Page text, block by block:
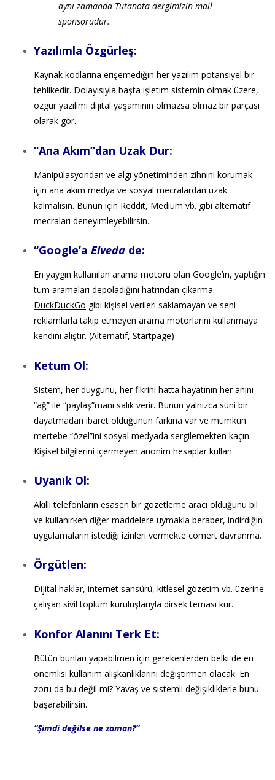
aynı zamanda Tutanota dergimizin mail
sponsorudur.
Yazılımla Özgürleş:
Kaynak kodlarına erişemediğin her yazılım potansiyel bir
tehlikedir. Dolayısıyla başta işletim sistemin olmak üzere,
özgür yazılımı dijital yaşamının olmazsa olmaz bir parçası
olarak gör.
“Ana Akım”dan Uzak Dur:
Manipülasyondan ve algı yönetiminden zihnini korumak
için ana akım medya ve sosyal mecralardan uzak
kalmalısın. Bunun için Reddit, Medium vb. gibi alternatif
mecraları deneyimleyebilirsin.
“Google’a Elveda de:
En yaygın kullanılan arama motoru olan Google’ın, yaptığın
tüm aramaları depoladığını hatrından çıkarma.
DuckDuckGo gibi kişisel verileri saklamayan ve seni
reklamlarla takip etmeyen arama motorlarını kullanmaya
kendini alıştır. (Alternatif, Startpage)
Ketum Ol:
Sistem, her duygunu, her fikrini hatta hayatının her anını
“ağ” ile “paylaş”manı salık verir. Bunun yalnızca suni bir
dayatmadan ibaret olduğunun farkına var ve mümkün
mertebe “özel”ini sosyal medyada sergilemekten kaçın.
Kişisel bilgilerini içermeyen anonim hesaplar kullan.
Uyanık Ol:
Akıllı telefonların esasen bir gözetleme aracı olduğunu bil
ve kullanırken diğer maddelere uymakla beraber, indirdiğin
uygulamaların istediği izinleri vermekte cömert davranma.
Örgütlen:
Dijital haklar, internet sansürü, kitlesel gözetim vb. üzerine
çalışan sivil toplum kuruluşlarıyla dirsek teması kur.
Konfor Alanını Terk Et:
Bütün bunları yapabilmen için gerekenlerden belki de en
önemlisi kullanım alışkanlıklarını değiştirmen olacak. En
zoru da bu değil mi? Yavaş ve sistemli değişikliklerle bunu
başarabilirsin.
“Şimdi değilse ne zaman?”